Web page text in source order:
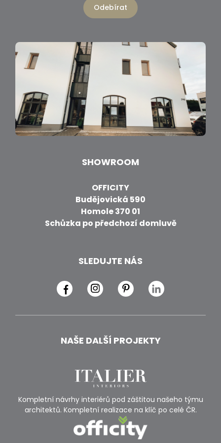
Odebírat
SHOWROOM
OFFICITY
Budějovická 590
Homole 370 01
Schůzka po předchozí domluvě
SLEDUJTE NÁS
NAŠE DALŠÍ PROJEKTY
Kompletní návrhy interiérů pod záštitou našeho týmu
architektů. Kompletní realizace na klíč po celé ČR.